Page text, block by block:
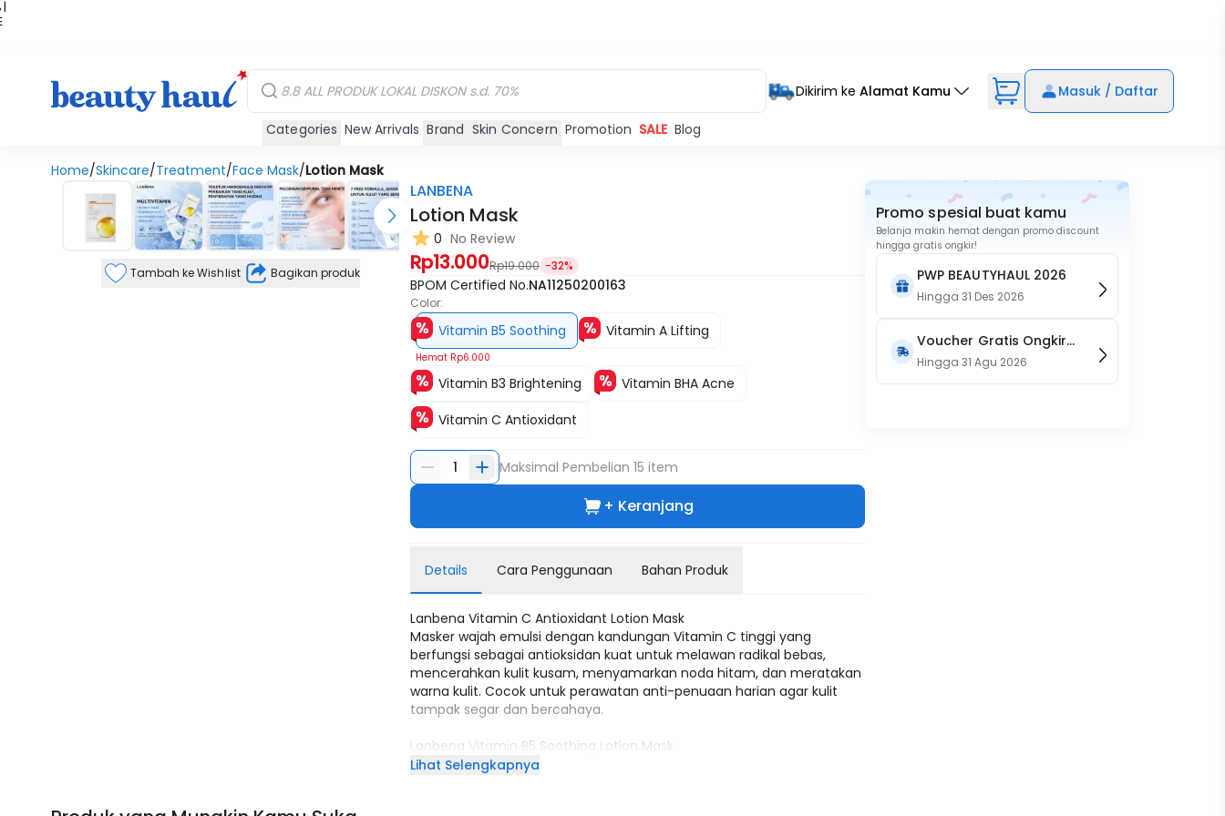
|
Dikirim ke Alamat Kamu Masuk / Daftar
Categories New Arrivals Brand Skin Concern Promotion SALE Blog
Home/Skincare/Treatment/Face Mask/Lotion Mask
Tambah ke Wishlist Bagikan produk
LANBENA
Lotion Mask
0 No Review
Rp13.000Rp19.000 -32%
BPOM Certified No.NA11250200163
Color:
Vitamin B5 Soothing
Hemat Rp6.000
Vitamin A Lifting
Vitamin B3 Brightening
Vitamin BHA Acne
Vitamin C Antioxidant
1 Maksimal Pembelian15 item
+ Keranjang
Details Cara Penggunaan Bahan Produk
Lanbena Vitamin C Antioxidant Lotion Mask
Masker wajah emulsi dengan kandungan Vitamin C tinggi yang
berfungsi sebagai antioksidan kuat untuk melawan radikal bebas,
mencerahkan kulit kusam, menyamarkan noda hitam, dan meratakan
warna kulit. Cocok untuk perawatan anti-penuaan harian agar kulit
tampak segar dan bercahaya.
Lanbena Vitamin B5 Soothing Lotion Mask
Diformulasikan dengan Vitamin B5 (Panthenol), masker ini membantu
Lihat Selengkapnya
Promo spesial buat kamu
Belanja makin hemat dengan promo discount
hingga gratis ongkir!
PWP BEAUTYHAUL 2026
Hingga31 Des 2026
Voucher Gratis Ongkir
15RB (Only on Website)
Hingga31 Agu 2026